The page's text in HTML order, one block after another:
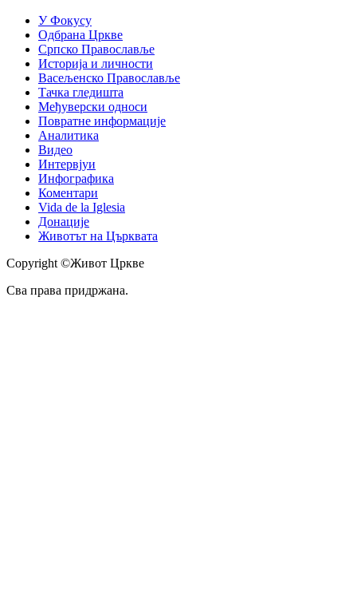
У Фокусу
Одбрана Цркве
Српско Православље
Историја и личности
Васељенско Православље
Тачка гледишта
Међуверски односи
Повратне информације
Аналитика
Видео
Интервјуи
Инфографика
Коментари
Vida de la Iglesia
Донације
Животът на Църквата
Copyright ©Живот Цркве
Сва права придржана.